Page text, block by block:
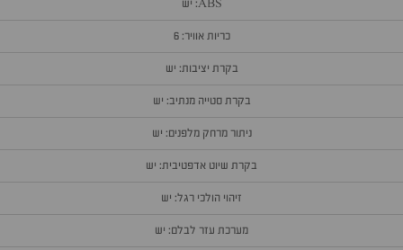
ABS: יש
כריות אוויר: 6
בקרת יציבות: יש
בקרת סטייה מנתיב: יש
ניתור מרחק מלפנים: יש
בקרת שיוט אדפטיבית: יש
זיהוי הולכי רגל: יש
מערכת עזר לבלם: יש